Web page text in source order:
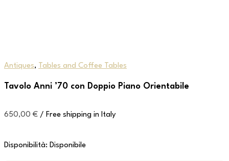
Antiques, Tables and Coffee Tables
Tavolo Anni ’70 con Doppio Piano Orientabile
650,00 € / Free shipping in Italy
Disponibilità: Disponibile